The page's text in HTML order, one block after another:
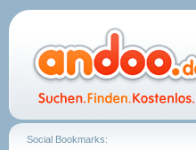
Social Bookmarks: